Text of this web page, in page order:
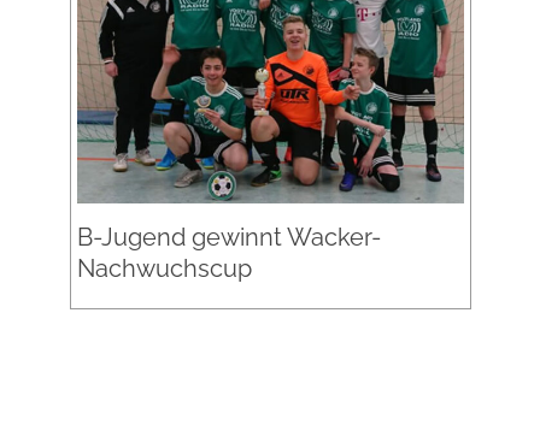
B-Jugend gewinnt Wacker-
Nachwuchscup